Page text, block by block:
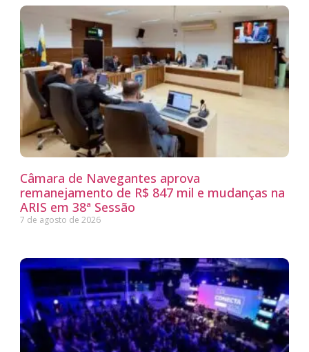
Câmara de Navegantes aprova
remanejamento de R$ 847 mil e mudanças na
ARIS em 38ª Sessão
7 de agosto de 2026